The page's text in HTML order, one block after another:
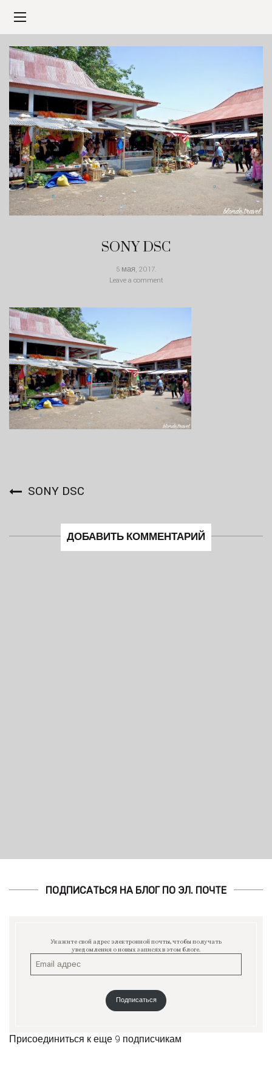
SONY DSC
5 мая, 2017.
Leave a comment
SONY DSC
ДОБАВИТЬ КОММЕНТАРИЙ
ПОДПИСАТЬСЯ НА БЛОГ ПО ЭЛ. ПОЧТЕ
Укажите свой адрес электронной почты, чтобы получать
уведомления о новых записях в этом блоге.
Подписаться
Присоединиться к еще 9 подписчикам